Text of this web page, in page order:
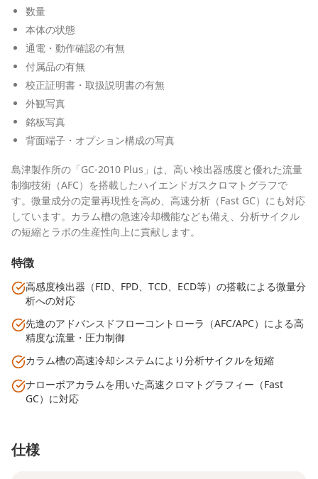
数量
本体の状態
通電・動作確認の有無
付属品の有無
校正証明書・取扱説明書の有無
外観写真
銘板写真
背面端子・オプション構成の写真
島津製作所の「GC-2010 Plus」は、高い検出器感度と優れた流量
制御技術（AFC）を搭載したハイエンドガスクロマトグラフで
す。微量成分の定量再現性を高め、高速分析（Fast GC）にも対応
しています。カラム槽の急速冷却機能なども備え、分析サイクル
の短縮とラボの生産性向上に貢献します。
特徴
高感度検出器（FID、FPD、TCD、ECD等）の搭載による微量分
析への対応
先進のアドバンスドフローコントローラ（AFC/APC）による高
精度な流量・圧力制御
カラム槽の高速冷却システムにより分析サイクルを短縮
ナローボアカラムを用いた高速クロマトグラフィー（Fast
GC）に対応
仕様